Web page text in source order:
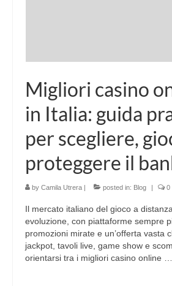
Migliori casino
in Italia: guida
per scegliere,
proteggere il
by Camila Utrera | posted in: Blog | 0
Il mercato italiano del gioco a
evoluzione, con piattaforme sempre
promozioni mirate e un’offerta vasta
jackpot, tavoli live, game show e
orientarsi tra i migliori casino online …